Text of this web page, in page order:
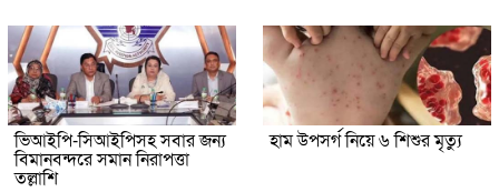
ভিআইপি-সিআইপিসহ সবার জন্য
বিমানবন্দরে সমান নিরাপত্তা
তল্লাশি
হাম উপসর্গ নিয়ে ৬ শিশুর মৃত্যু